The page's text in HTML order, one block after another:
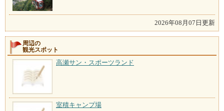
2026年08月07日更新
周辺の
観光スポット
高瀬サン・スポーツランド
室積キャンプ場